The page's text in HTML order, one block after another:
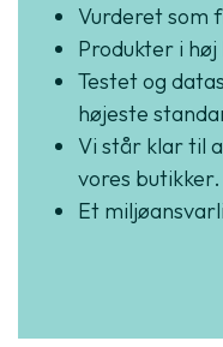
Vurderet som
Produkter i
Testet og
højeste
Vi står klar til
vores butikker.
Et